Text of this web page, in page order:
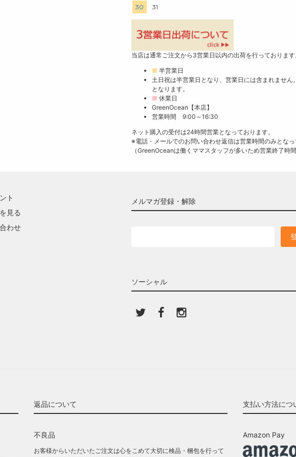
30
31
当店は通常ご注文から3営業日以内の出荷を行っております
■ 半営業日
土日祝は半営業日となり、営業日には含まれませ
となります。
■ 休業日
GreenOcean【本店】
営業時間 9:00～16:30
ネット購入の受付は24時間営業となっております。
※電話・メールでのお問い合わせ返信は営業時間のみとなっ
（GreenOceanは働くママスタッフが多いため営業終了時
メルマガ登録・解除
ト
見る
わせ
ソーシャル
返品について
不良品
お客様からいただいたご注文は心をこめて大切に検品・梱包を行って
支払い方法につ
Amazon Pay